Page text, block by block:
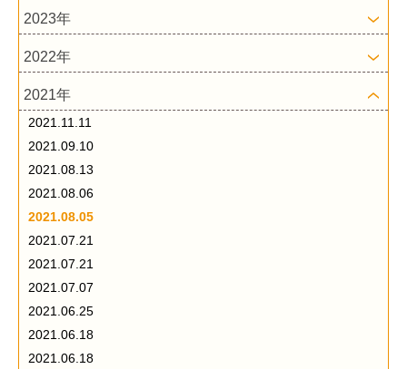
2023年
2022年
2021年
2021.11.11
2021.09.10
2021.08.13
2021.08.06
2021.08.05
2021.07.21
2021.07.21
2021.07.07
2021.06.25
2021.06.18
2021.06.18